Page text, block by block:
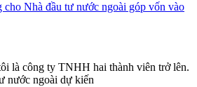
Nhà đầu tư nước ngoài góp vốn vào
là công ty TNHH hai thành viên trở lên.
nước ngoài dự kiến